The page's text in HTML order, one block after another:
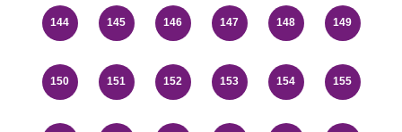
144 145 146 147 148 149
150 151 152 153 154 155